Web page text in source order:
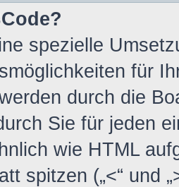
spezielle
für
durch die
Sie für jeden
wie HTML
spitzen („<“